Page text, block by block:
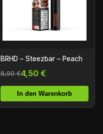
BRHD – Steezbar – Peach
8,90 €4,50 €
In den Warenkorb